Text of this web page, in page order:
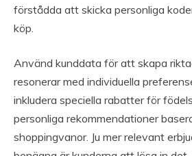
förstådda att skicka personliga
köp.
Använd kunddata för att skapa
resonerar med individuella
inkludera speciella rabatter för
personliga rekommendationer
shoppingvanor. Ju mer relevant